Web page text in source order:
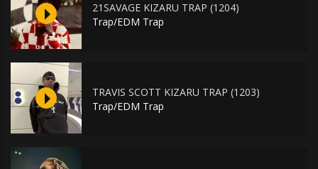
21SAVAGE KIZARU TRAP (1204)
Trap/EDM Trap
TRAVIS SCOTT KIZARU TRAP (1203)
Trap/EDM Trap